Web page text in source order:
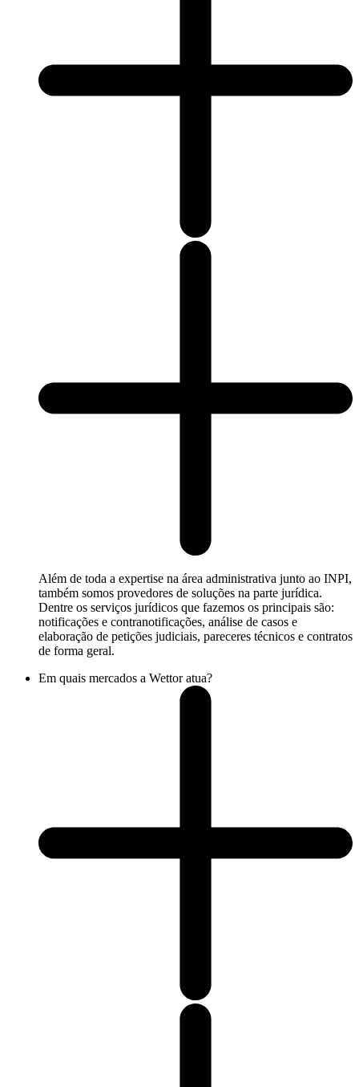
Além de toda a expertise na área administrativa junto ao INPI,
também somos provedores de soluções na parte jurídica.
Dentre os serviços jurídicos que fazemos os principais são:
notificações e contranotificações, análise de casos e
elaboração de petições judiciais, pareceres técnicos e contratos
de forma geral.
Em quais mercados a Wettor atua?